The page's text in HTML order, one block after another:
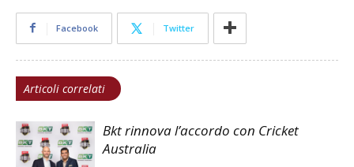
Facebook Twitter
Articoli correlati
Bkt rinnova l’accordo con Cricket
Australia